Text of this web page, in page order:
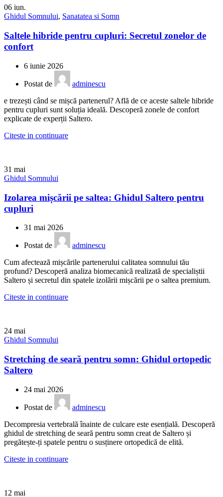
06 iun.
Ghidul Somnului, Sanatatea si Somn
Saltele hibride pentru cupluri: Secretul zonelor de
confort
6 iunie 2026
Postat de
adminescu
e trezești când se mișcă partenerul? Află de ce aceste saltele hibride
pentru cupluri sunt soluția ideală. Descoperă zonele de confort
explicate de experții Saltero.
Citeste in continuare
31 mai
Ghidul Somnului
Izolarea mișcării pe saltea: Ghidul Saltero pentru
cupluri
31 mai 2026
Postat de
adminescu
Cum afectează mișcările partenerului calitatea somnului tău
profund? Descoperă analiza biomecanică realizată de specialiștii
Saltero și secretul din spatele izolării mișcării pe o saltea premium.
Citeste in continuare
24 mai
Ghidul Somnului
Stretching de seară pentru somn: Ghidul ortopedic
Saltero
24 mai 2026
Postat de
adminescu
Decompresia vertebrală înainte de culcare este esențială. Descoperă
ghidul de stretching de seară pentru somn creat de Saltero și
pregătește-ți spatele pentru o susținere ortopedică de elită.
Citeste in continuare
12 mai